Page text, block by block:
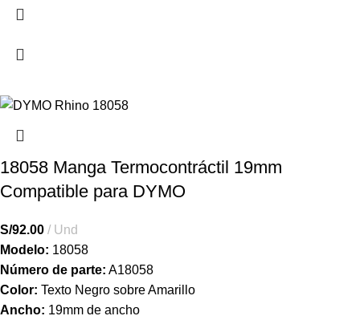
18058 Manga Termocontráctil 19mm
Compatible para DYMO
S/92.00
Und
Modelo: 18058
Número de parte: A18058
Color: Texto Negro sobre Amarillo
Ancho: 19mm de ancho